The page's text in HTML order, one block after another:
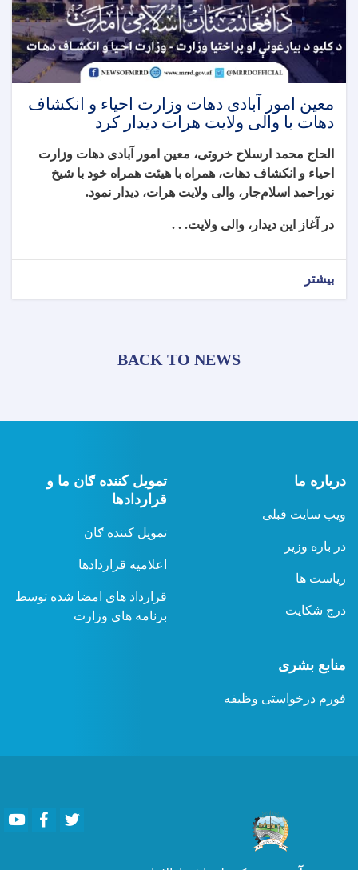
معین امور آبادی دهات وزارت احیاء و انکشاف
دهات با والی ولایت هرات دیدار کرد
الحاج محمد ارسلاح خروتی، معین امور آبادی دهات وزارت
احیاء و انکشاف دهات، همراه با هیئت همراه خود با شیخ
نوراحمد اسلام‌جار، والی ولایت هرات، دیدار نمود.
در آغاز این دیدار، والی ولایت. . .
بیشتر
BACK TO NEWS
درباره ما
ویب سایت قبلی
در باره وزیر
ریاست ها
درج شکایت
تمویل کننده ګان ما و
قراردادها
تمویل کننده ګان
اعلامیه قراردادها
قرارداد های امضا شده توسط
برنامه های وزارت
منابع بشری
فورم درخواستی وظیفه
YoutubeFacebook